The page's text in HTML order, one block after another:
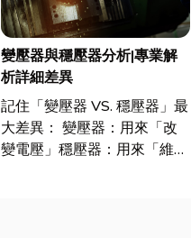
變壓器與穩壓器分析|專業解
析詳細差異
記住「變壓器 VS. 穩壓器」最
大差異： 變壓器：用來「改
變電壓」穩壓器：用來「維持